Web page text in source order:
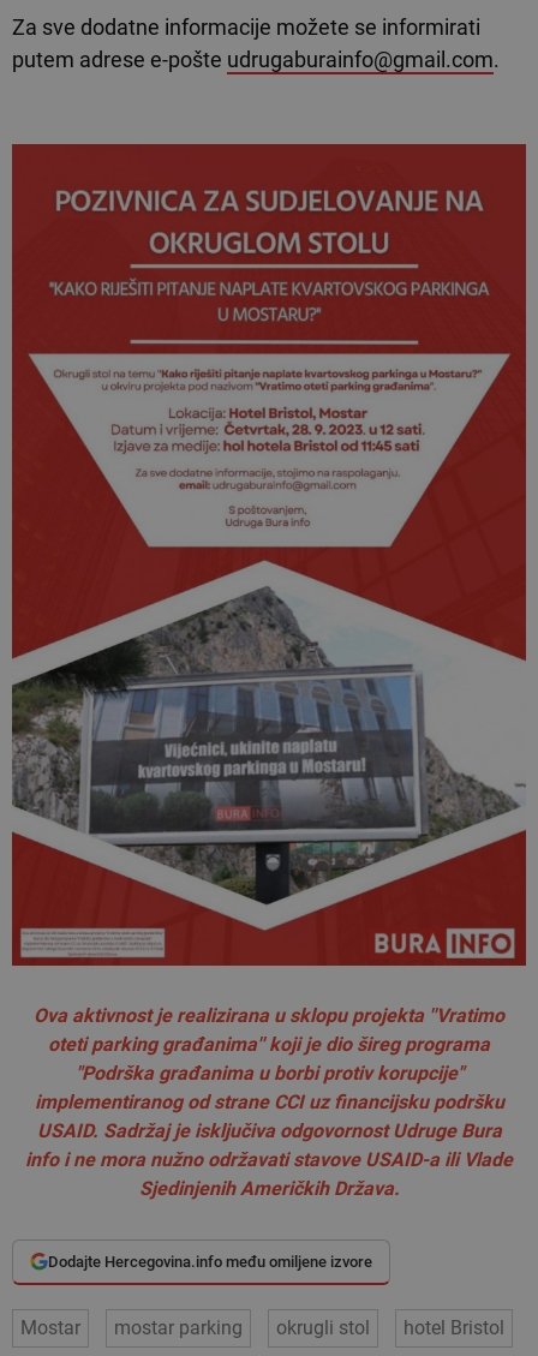
Za sve dodatne informacije možete se informirati
putem adrese e-pošte udrugaburainfo@gmail.com.
Ova aktivnost je realizirana u sklopu projekta ''Vratimo
oteti parking građanima'' koji je dio šireg programa
"Podrška građanima u borbi protiv korupcije"
implementiranog od strane CCI uz financijsku podršku
USAID. Sadržaj je isključiva odgovornost Udruge Bura
info i ne mora nužno održavati stavove USAID-a ili Vlade
Sjedinjenih Američkih Država.
Dodajte Hercegovina.info među omiljene izvore
Mostar mostar parking okrugli stol hotel Bristol